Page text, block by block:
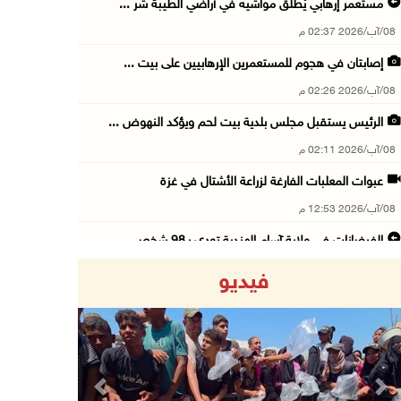
مستعمر إرهابي يُطلق مواشيه في أراضي الطيبة شر ...
08/آب/2026 02:37 م
إصابتان في هجوم للمستعمرين الإرهابيين على بيت ...
08/آب/2026 02:26 م
الرئيس يستقبل مجلس بلدية بيت لحم ويؤكد النهوض ...
08/آب/2026 02:11 م
عبوات المعلبات الفارغة لزراعة الأشتال في غزة
08/آب/2026 12:53 م
الفيضانات في ولاية آسام الهندية تودي بـ98 شخص ...
08/آب/2026 12:39 م
سلطة المياه تطلق مشروعا وطنيا يقود التحول نحو ...
08/آب/2026 12:30 م
فيديو
Previous Next